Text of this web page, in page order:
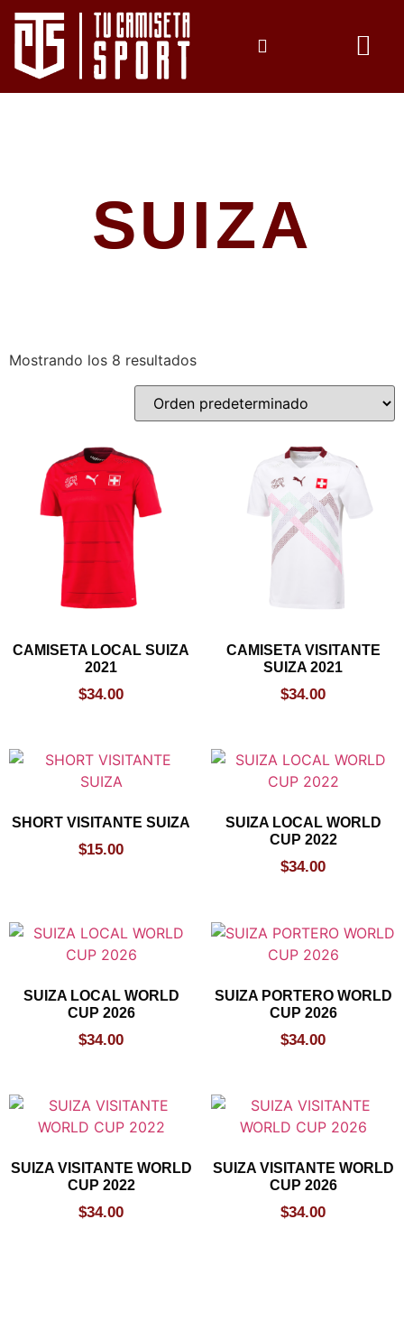
SUIZA
Mostrando los 8 resultados
CAMISETA LOCAL SUIZA
2021
$34.00
CAMISETA VISITANTE
SUIZA 2021
$34.00
SHORT VISITANTE SUIZA
$15.00
SUIZA LOCAL WORLD
CUP 2022
$34.00
SUIZA LOCAL WORLD
CUP 2026
$34.00
SUIZA PORTERO WORLD
CUP 2026
$34.00
SUIZA VISITANTE WORLD
CUP 2022
$34.00
SUIZA VISITANTE WORLD
CUP 2026
$34.00